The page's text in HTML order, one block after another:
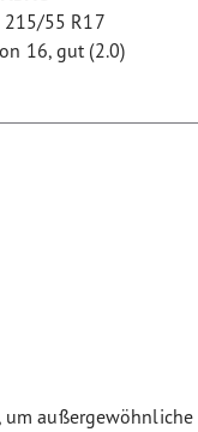
215/55 R17
16, gut (2.0)